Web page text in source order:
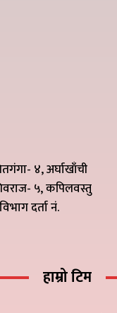
४, अर्घाखाँची
५, कपिलवस्तु
दर्ता नं.
हाम्रो टिम